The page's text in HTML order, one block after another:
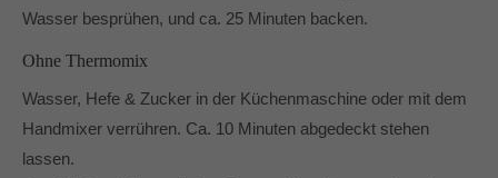
Wasser besprühen, und ca. 25 Minuten backen.
Ohne Thermomix
Wasser, Hefe & Zucker in der Küchenmaschine oder mit dem
Handmixer verrühren. Ca. 10 Minuten abgedeckt stehen
lassen.